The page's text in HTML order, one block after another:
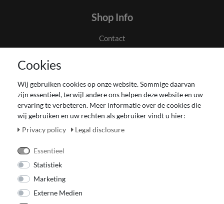
Shop Info
Contact
Impressum
Herroepingsrecht voor verbruiker
Betaling en levering
Onze Fashion Store
Cookies
Wij gebruiken cookies op onze website. Sommige daarvan
zijn essentieel, terwijl andere ons helpen deze website en uw
ervaring te verbeteren. Meer informatie over de cookies die
wij gebruiken en uw rechten als gebruiker vindt u hier:
Privacy policy
Legal disclosure
Essentieel
Statistiek
Marketing
Externe Medien